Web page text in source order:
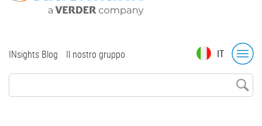
IT
Top
INsights Blog Il nostro gruppo